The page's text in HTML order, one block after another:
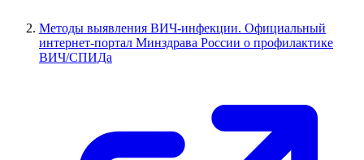
Методы выявления ВИЧ-инфекции. Официальный
интернет-портал Минздрава России о профилактике
ВИЧ/СПИДа